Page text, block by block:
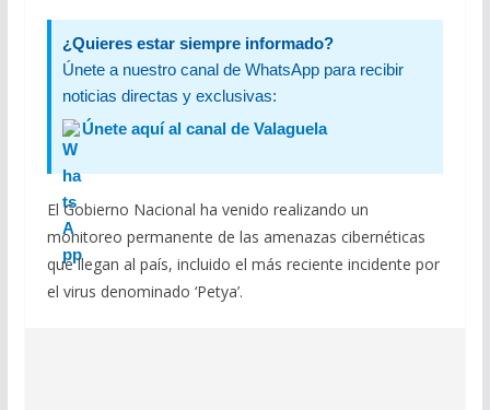
¿Quieres estar siempre informado?
Únete a nuestro canal de WhatsApp para recibir
noticias directas y exclusivas:
Únete aquí al canal de Valaguela
El Gobierno Nacional ha venido realizando un
monitoreo permanente de las amenazas cibernéticas
que llegan al país, incluido el más reciente incidente por
el virus denominado ‘Petya’.